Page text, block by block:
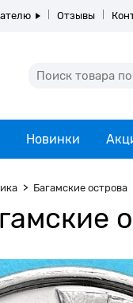
Отзывы
Новинки
Багамские острова